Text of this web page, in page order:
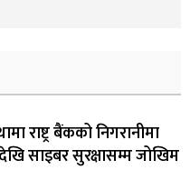
राष्ट्र बैंकको निगरानीमा
साइबर सुरक्षासम्म जोखिम